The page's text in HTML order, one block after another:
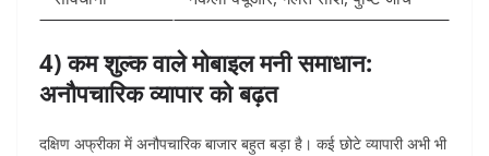
4) कम शुल्क वाले मोबाइल मनी समाधान:
अनौपचारिक व्यापार को बढ़त
दक्षिण अफ्रीका में अनौपचारिक बाजार बहुत बड़ा है। कई छोटे व्यापारी अभी भी